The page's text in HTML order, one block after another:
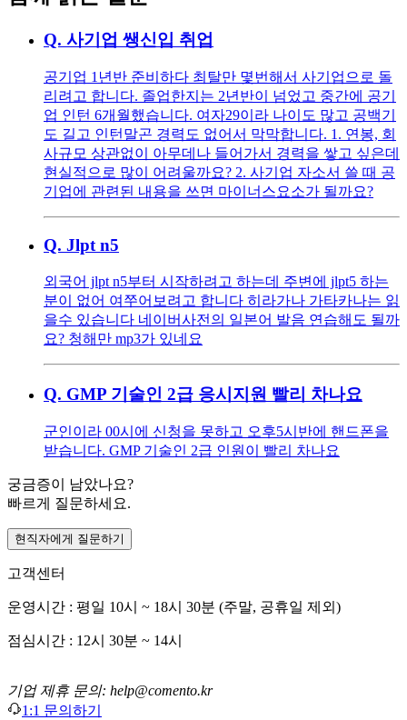
Q. 사기업 쌩신입 취업
공기업 1년반 준비하다 최탈만 몇번해서 사기업으로 돌
리려고 합니다. 졸업한지는 2년반이 넘었고 중간에 공기
업 인턴 6개월했습니다. 여자29이라 나이도 많고 공백기
도 길고 인턴말곤 경력도 없어서 막막합니다. 1. 연봉, 회
사규모 상관없이 아무데나 들어가서 경력을 쌓고 싶은데
현실적으로 많이 어려울까요? 2. 사기업 자소서 쓸 때 공
기업에 관련된 내용을 쓰면 마이너스요소가 될까요?
Q. Jlpt n5
외국어 jlpt n5부터 시작하려고 하는데 주변에 jlpt5 하는
분이 없어 여쭈어보려고 합니다 히라가나 가타카나는 읽
을수 있습니다 네이버사전의 일본어 발음 연습해도 될까
요? 청해만 mp3가 있네요
Q. GMP 기술인 2급 응시지원 빨리 차나요
군인이라 00시에 신청을 못하고 오후5시반에 핸드폰을
받습니다. GMP 기술인 2급 인원이 빨리 차나요
궁금증이 남았나요?
빠르게 질문하세요.
현직자에게 질문하기
고객센터
운영시간 : 평일 10시 ~ 18시 30분 (주말, 공휴일 제외)
점심시간 : 12시 30분 ~ 14시
기업 제휴 문의: help@comento.kr
1:1 문의하기